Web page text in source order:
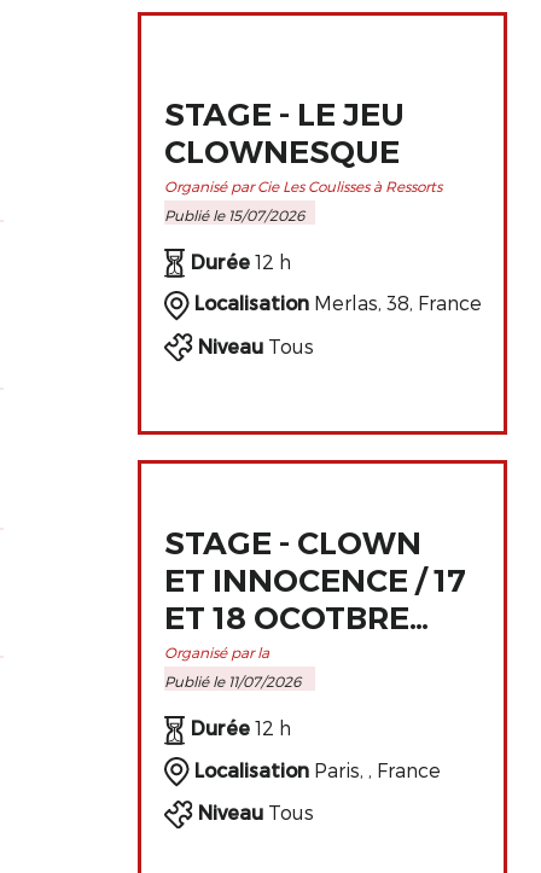
STAGE - LE JEU
CLOWNESQUE
Organisé par Cie Les Coulisses à Ressorts
Publié le 15/07/2026
Durée12 h
LocalisationMerlas, 38, France
NiveauTous
STAGE - CLOWN
ET INNOCENCE / 17
ET 18 OCOTBRE
2026 À PARIS
Organisé par la
Publié le 11/07/2026
Durée12 h
LocalisationParis, , France
NiveauTous